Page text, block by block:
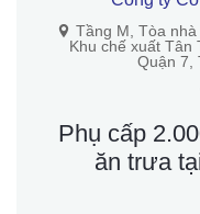
Tầng M, Tòa
Khu chế xuất Tân
Quận 7,
Phụ cấp
ăn trưa